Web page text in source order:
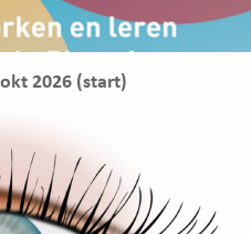
2026 (start)